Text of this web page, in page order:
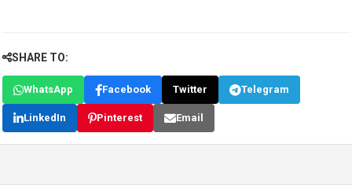
SHARE TO:
WhatsApp Facebook Twitter Telegram
LinkedIn Pinterest Email